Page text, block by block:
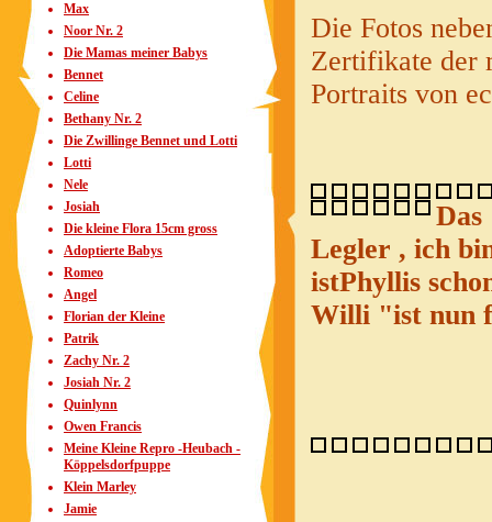
Max
Noor Nr. 2
Die Mamas meiner Babys
Bennet
Celine
Bethany Nr. 2
Die Zwillinge Bennet und Lotti
Lotti
Nele
Josiah
Die kleine Flora 15cm gross
Adoptierte Babys
Romeo
Angel
Florian der Kleine
Patrik
Zachy Nr. 2
Josiah Nr. 2
Quinlynn
Owen Francis
Meine Kleine Repro -Heubach -
Köppelsdorfpuppe
Klein Marley
Jamie
Die Fotos
Zertifikate der
Portraits von
Das
Legler , ich
istPhyllis
Willi "ist nun